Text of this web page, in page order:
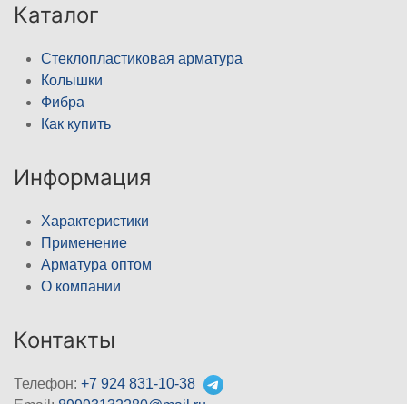
Каталог
Стеклопластиковая арматура
Колышки
Фибра
Как купить
Информация
Характеристики
Применение
Арматура оптом
О компании
Контакты
Телефон: +7 924 831-10-38